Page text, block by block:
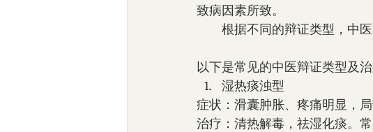
致病因素所致。
根据不同的辩证类型，中医
以下是常见的中医辩证类型及治
湿热痰浊型
症状：滑囊肿胀、疼痛明显，
治疗：清热解毒，祛湿化痰。